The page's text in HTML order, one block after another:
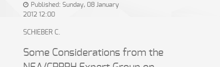
Published: Sunday, 08 January
2012 12:00
SCHIEBER C.
Some Considerations from the